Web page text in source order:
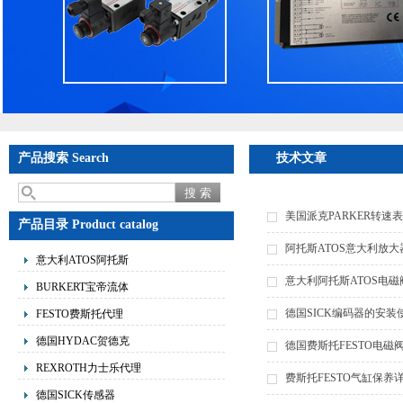
产品搜索 Search
产品目录 Product catalog
意大利ATOS阿托斯
BURKERT宝帝流体
FESTO费斯托代理
德国HYDAC贺德克
REXROTH力士乐代理
德国SICK传感器
技术文章
美国派克PARKER转速
阿托斯ATOS意大利放
意大利阿托斯ATOS电
德国SICK编码器的安装
德国费斯托FESTO电磁
费斯托FESTO气缸保养